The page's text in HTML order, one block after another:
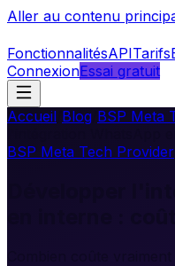
Aller au contenu
FonctionnalitésAPITarifs
ConnexionEssai gratuit
Accueil Blog BSP Meta
BSP Meta Tech Provider